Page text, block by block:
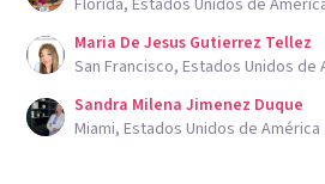
Florida, Estados Unidos de
Maria De Jesus Gutierrez Tellez
San Francisco, Estados Unidos de
Sandra Milena Jimenez Duque
Miami, Estados Unidos de América